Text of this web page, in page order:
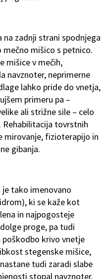
zadnji strani spodnjega
mečno mišico s petnico.
mišice v mečih,
navznoter, neprimerne
lahko pride do vnetja,
primeru pa –
ali strižne sile – celo
tovrstnih
mirovanje, fizioterapijo in
gibanja.
tako imenovano
ki se kaže kot
in najpogosteje
proge, pa tudi
poškodbo krivo vnetje
stegenske mišice,
tudi zaradi slabe
stopal navznoter.